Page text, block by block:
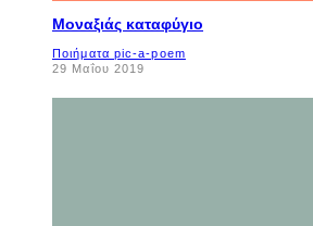
Μοναξιάς καταφύγιο
Ποιήματα pic-a-poem
29 Μαΐου 2019